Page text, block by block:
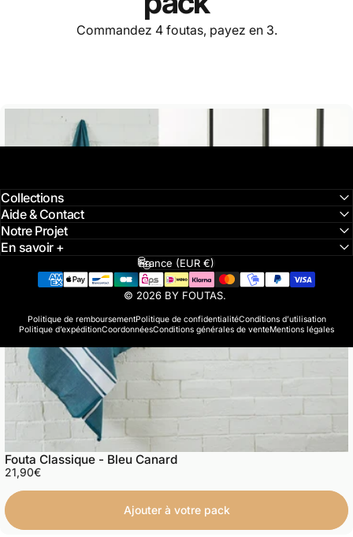
Commandez 4 foutas, payez en 3.
Fouta Classique - Bleu Canard
21,90€
Ajouter à votre pack
Collections
Aide & Contact
Notre Projet
En savoir +
© 2026 BY FOUTAS.
Politique de remboursementPolitique de confidentialitéConditions d’utilisation
Politique d’expéditionCoordonnéesConditions générales de venteMentions légales
Pays/région
France (EUR €)